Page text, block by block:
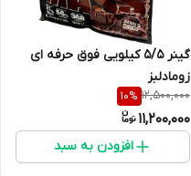
گینر ۵/۵ کیلویی فوق حرفه ای
زومادلبز
12,500,000
10%
11,200,000
افزودن به سبد